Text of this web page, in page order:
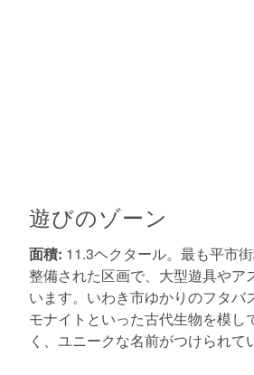
遊びのゾーン
面積: 11.3ヘクタール。最も平市
整備された区画で、大型遊具やア
います。いわき市ゆかりのフタバ
モナイトといった古代生物を模し
く、ユニークな名前がつけられて